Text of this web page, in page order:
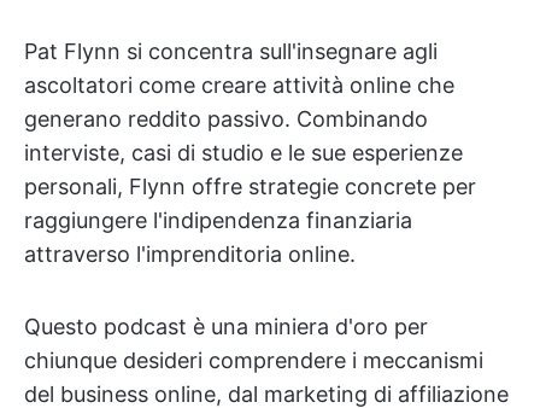
Pat Flynn si concentra sull'insegnare agli
ascoltatori come creare attività online che
generano reddito passivo. Combinando
interviste, casi di studio e le sue esperienze
personali, Flynn offre strategie concrete per
raggiungere l'indipendenza finanziaria
attraverso l'imprenditoria online.
Questo podcast è una miniera d'oro per
chiunque desideri comprendere i meccanismi
del business online, dal marketing di affiliazione